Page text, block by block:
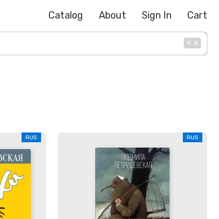
Catalog About Sign In Cart
⌘ K
RUS RUS